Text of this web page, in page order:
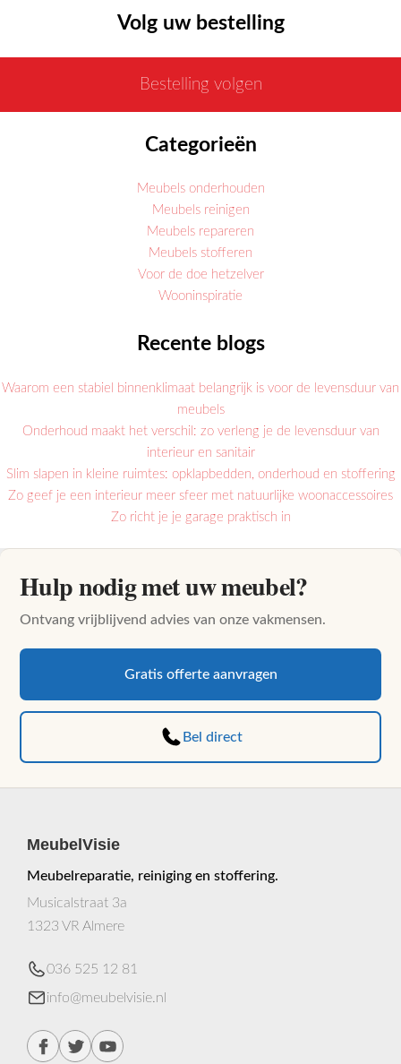
Volg uw bestelling
Bestelling volgen
Categorieën
Meubels onderhouden
Meubels reinigen
Meubels repareren
Meubels stofferen
Voor de doe hetzelver
Wooninspiratie
Recente blogs
Waarom een stabiel binnenklimaat belangrijk is voor de levensduur van
meubels
Onderhoud maakt het verschil: zo verleng je de levensduur van
interieur en sanitair
Slim slapen in kleine ruimtes: opklapbedden, onderhoud en stoffering
Zo geef je een interieur meer sfeer met natuurlijke woonaccessoires
Zo richt je je garage praktisch in
Hulp nodig met uw meubel?
Ontvang vrijblijvend advies van onze vakmensen.
Gratis offerte aanvragen
Bel direct
MeubelVisie
Meubelreparatie, reiniging en stoffering.
Musicalstraat 3a
1323 VR Almere
036 525 12 81
info@meubelvisie.nl